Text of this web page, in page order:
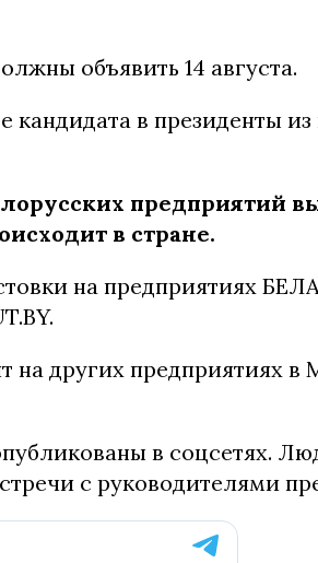
объявить 14 августа.
кандидата в президенты
предприятий
в стране.
на предприятиях
на других предприятиях в
в соцсетях.
с руководителями